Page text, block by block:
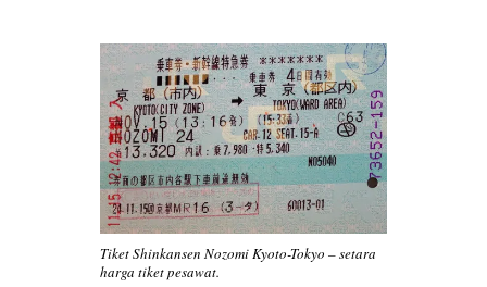
Tiket Shinkansen Nozomi Kyoto-Tokyo – setara
harga tiket pesawat.